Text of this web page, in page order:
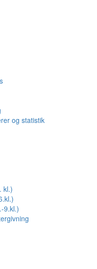
og statistik
kl.)
9.kl.)